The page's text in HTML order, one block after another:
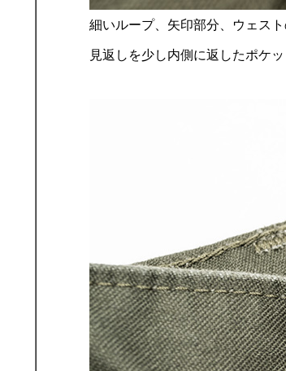
細いループ、矢印部分、ウェスト
見返しを少し内側に返したポケ